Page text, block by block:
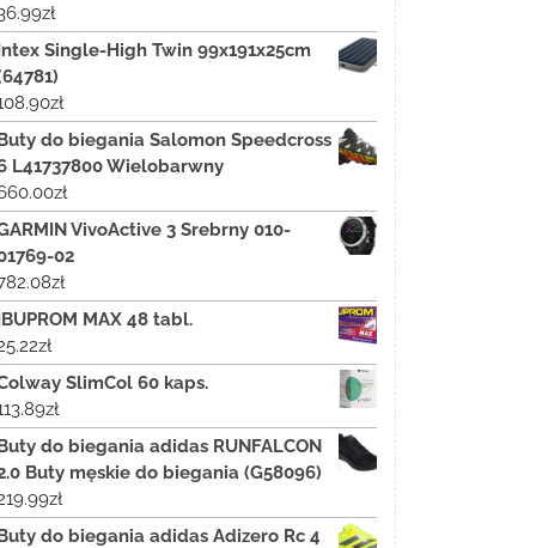
zł
Single-High Twin 99x191x25cm
zł
do biegania Salomon Speedcross
L41737800 Wielobarwny
zł
VivoActive 3 Srebrny 010-
02
zł
MAX 48 tabl.
zł
SlimCol 60 kaps.
zł
do biegania adidas RUNFALCON
Buty męskie do biegania (G58096)
zł
do biegania adidas Adizero Rc 4